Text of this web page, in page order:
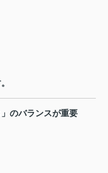
のバランスが重要